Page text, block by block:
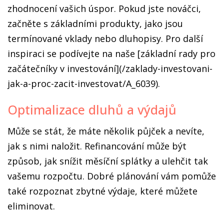
zhodnocení vašich úspor. Pokud jste nováčci,
začněte s základními produkty, jako jsou
termínované vklady nebo dluhopisy. Pro další
inspiraci se podívejte na naše [základní rady pro
začátečníky v investování](/zaklady-investovani-
jak-a-proc-zacit-investovat/A_6039).
Optimalizace dluhů a výdajů
Může se stát, že máte několik půjček a nevíte,
jak s nimi naložit. Refinancování může být
způsob, jak snížit měsíční splátky a ulehčit tak
vašemu rozpočtu. Dobré plánování vám pomůže
také rozpoznat zbytné výdaje, které můžete
eliminovat.